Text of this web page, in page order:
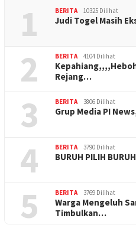
1 BERITA 10325 Dilihat
Judi Togel Masih
2 BERITA 4104 Dilihat
Rejang…
3 BERITA 3806 Dilihat
Grup Media PI
4 BERITA 3790 Dilihat
BURUH PILIH BURUH
5 BERITA 3769 Dilihat
Warga Mengeluh
Timbulkan…